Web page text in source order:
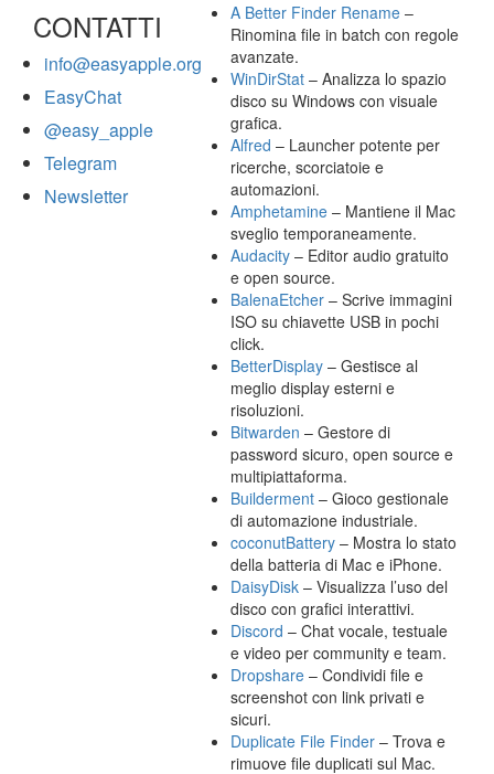
CONTATTI
info@easyapple.org
EasyChat
@easy_apple
Telegram
Newsletter
A Better Finder Rename –
Rinomina file in batch con regole
avanzate.
WinDirStat – Analizza lo spazio
disco su Windows con visuale
grafica.
Alfred – Launcher potente per
ricerche, scorciatoie e
automazioni.
Amphetamine – Mantiene il Mac
sveglio temporaneamente.
Audacity – Editor audio gratuito
e open source.
BalenaEtcher – Scrive immagini
ISO su chiavette USB in pochi
click.
BetterDisplay – Gestisce al
meglio display esterni e
risoluzioni.
Bitwarden – Gestore di
password sicuro, open source e
multipiattaforma.
Builderment – Gioco gestionale
di automazione industriale.
coconutBattery – Mostra lo stato
della batteria di Mac e iPhone.
DaisyDisk – Visualizza l’uso del
disco con grafici interattivi.
Discord – Chat vocale, testuale
e video per community e team.
Dropshare – Condividi file e
screenshot con link privati e
sicuri.
Duplicate File Finder – Trova e
rimuove file duplicati sul Mac.